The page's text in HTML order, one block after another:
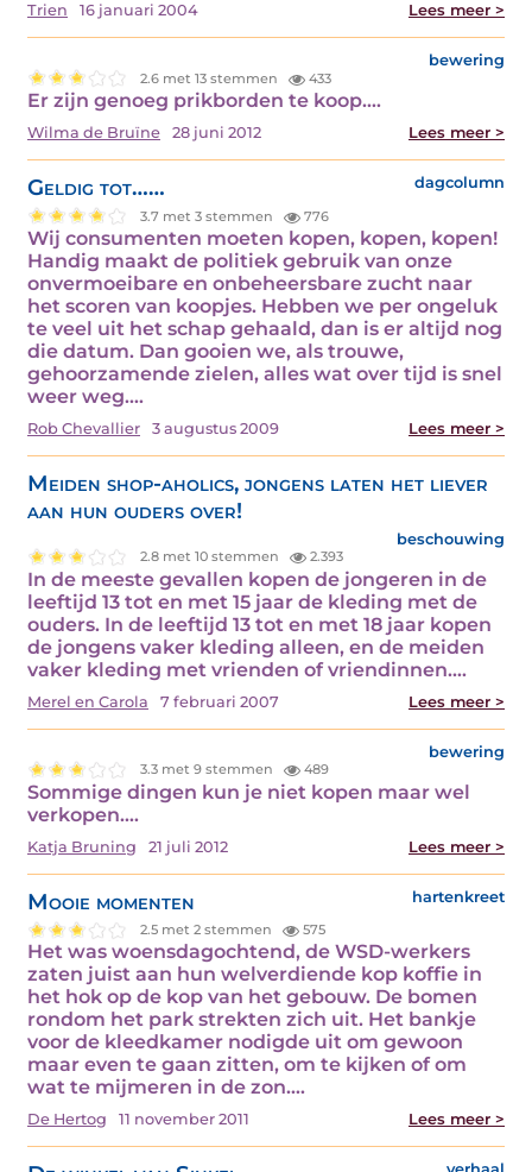
Trien 16 januari 2004 Lees meer >
bewering
2.6 met 13 stemmen 433
Er zijn genoeg prikborden te koop.…
Wilma de Bruïne 28 juni 2012 Lees meer >
Geldig tot…… dagcolumn
3.7 met 3 stemmen 776
Wij consumenten moeten kopen, kopen, kopen!
Handig maakt de politiek gebruik van onze
onvermoeibare en onbeheersbare zucht naar
het scoren van koopjes. Hebben we per ongeluk
te veel uit het schap gehaald, dan is er altijd nog
die datum. Dan gooien we, als trouwe,
gehoorzamende zielen, alles wat over tijd is snel
weer weg.…
Rob Chevallier 3 augustus 2009 Lees meer >
Meiden shop-aholics, jongens laten het liever
aan hun ouders over!
beschouwing
2.8 met 10 stemmen 2.393
In de meeste gevallen kopen de jongeren in de
leeftijd 13 tot en met 15 jaar de kleding met de
ouders. In de leeftijd 13 tot en met 18 jaar kopen
de jongens vaker kleding alleen, en de meiden
vaker kleding met vrienden of vriendinnen.…
Merel en Carola 7 februari 2007 Lees meer >
bewering
3.3 met 9 stemmen 489
Sommige dingen kun je niet kopen maar wel
verkopen.…
Katja Bruning 21 juli 2012 Lees meer >
Mooie momenten hartenkreet
2.5 met 2 stemmen 575
Het was woensdagochtend, de WSD-werkers
zaten juist aan hun welverdiende kop koffie in
het hok op de kop van het gebouw. De bomen
rondom het park strekten zich uit. Het bankje
voor de kleedkamer nodigde uit om gewoon
maar even te gaan zitten, om te kijken of om
wat te mijmeren in de zon.…
De Hertog 11 november 2011 Lees meer >